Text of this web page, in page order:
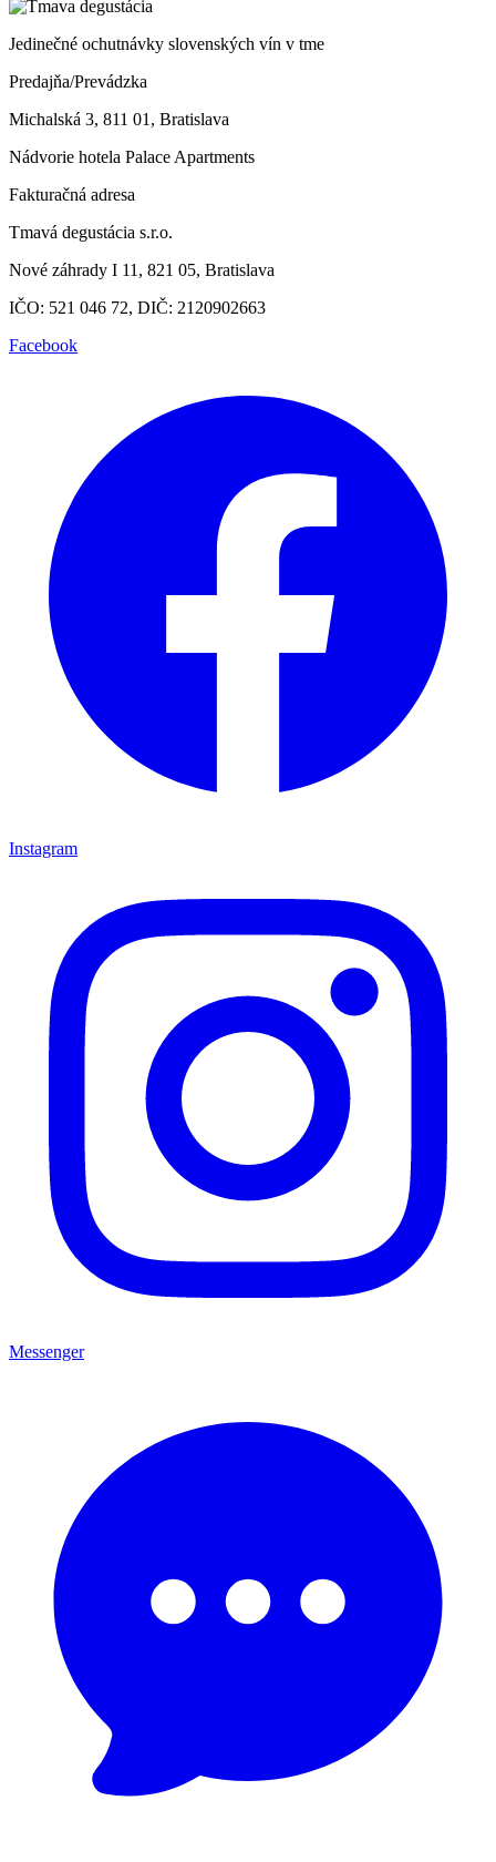
Jedinečné ochutnávky slovenských vín v tme
Predajňa/Prevádzka
Michalská 3, 811 01, Bratislava
Nádvorie hotela Palace Apartments
Fakturačná adresa
Tmavá degustácia s.r.o.
Nové záhrady I 11, 821 05, Bratislava
IČO: 521 046 72, DIČ: 2120902663
Facebook
Instagram
Messenger